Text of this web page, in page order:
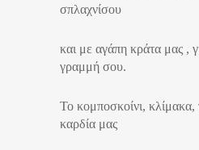
σπλαχνίσου
και με αγάπη κράτα μας ,
γραμμή σου.
Το κομποσκοίνι, κλίμακα,
καρδία μας